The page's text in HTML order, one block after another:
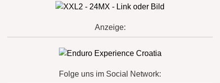
Anzeige:
Folge uns im Social Network: